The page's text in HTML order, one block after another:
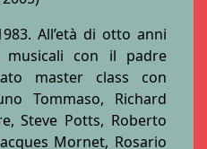
All’età di otto anni
con il padre
master class con
Tommaso, Richard
Steve Potts, Roberto
Mornet, Rosario